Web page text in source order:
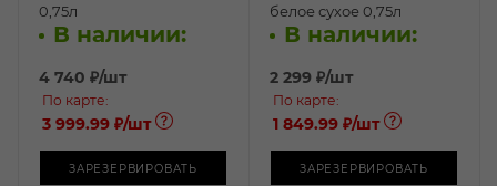
0,75л
В наличии:
4 740 ₽/шт
По карте:
3 999.99 ₽/шт
ЗАРЕЗЕРВИРОВАТЬ
белое сухое 0,75л
В наличии:
2 299 ₽/шт
По карте:
1 849.99 ₽/шт
ЗАРЕЗЕРВИРОВАТЬ